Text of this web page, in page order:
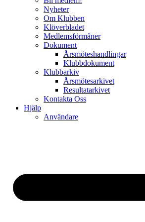
Nyheter
Om Klubben
Klöverbladet
Medlemsförmåner
Dokument
Årsmöteshandlingar
Klubbdokument
Klubbarkiv
Årsmötesarkivet
Resultatarkivet
Kontakta Oss
Hjälp
Användare